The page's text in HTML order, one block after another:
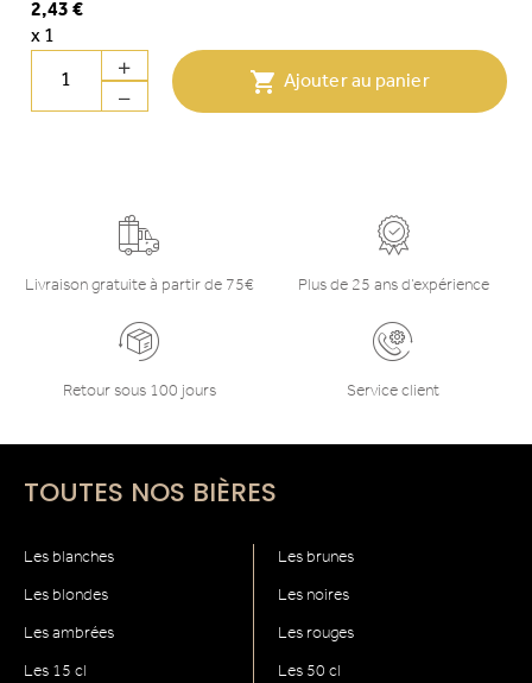
2,43 €
x 1
 Ajouter au panier
Livraison gratuite à partir de 75€ Plus de 25 ans d’expérience
Retour sous 100 jours Service client
TOUTES NOS BIÈRES
Les blanches
Les blondes
Les ambrées
Les brunes
Les noires
Les rouges
Les 15 cl Les 50 cl